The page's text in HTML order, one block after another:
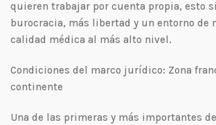
quieren trabajar por cuenta propia, esto
burocracia, más libertad y un entorno de
calidad médica al más alto nivel.
Condiciones del marco jurídico: Zona
continente
Una de las primeras y más importantes